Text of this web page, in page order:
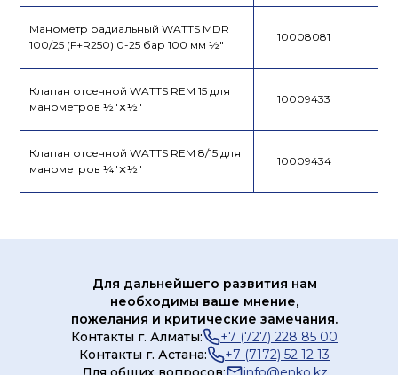
Манометр радиальный WATTS MDR
100/25 (F+R250) 0-25 бар 100 мм ½"
10008081
Клапан отсечной WATTS REM 15 для
манометров ½"⨯½"
10009433
Клапан отсечной WATTS REM 8/15 для
манометров ¼"⨯½"
10009434
Для дальнейшего развития нам
необходимы ваше мнение,
пожелания и критические замечания.
Контакты г. Алматы:
+7 (727) 228 85 00
Контакты г. Астана:
+7 (7172) 52 12 13